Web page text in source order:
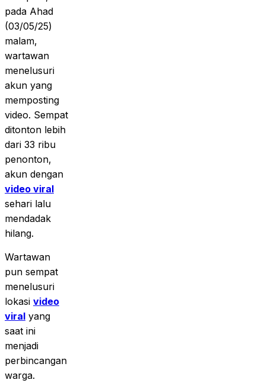
pada Ahad
(03/05/25)
malam,
wartawan
menelusuri
akun yang
memposting
video. Sempat
ditonton lebih
dari 33 ribu
penonton,
akun dengan
video viral
sehari lalu
mendadak
hilang.
Wartawan
pun sempat
menelusuri
lokasi video
viral yang
saat ini
menjadi
perbincangan
warga.